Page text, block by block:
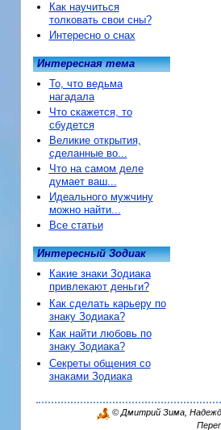
Как научиться
толковать свои сны?
Интересно о снах
Интересная тема
То, что ведьма
нагадала
Что скажется, то
сбудется
Великие открытия,
сделанные во...
Что на самом деле
думает ваш...
Идеального мужчину
можно найти...
Все статьи
Интересный Зодиак
Какие знаки Зодиака
привлекают деньги?
Как сделать карьеру по
знаку Зодиака?
Как найти любовь по
знаку Зодиака?
Секреты общения со
знаками Зодиака
© Дмитрий Зима,